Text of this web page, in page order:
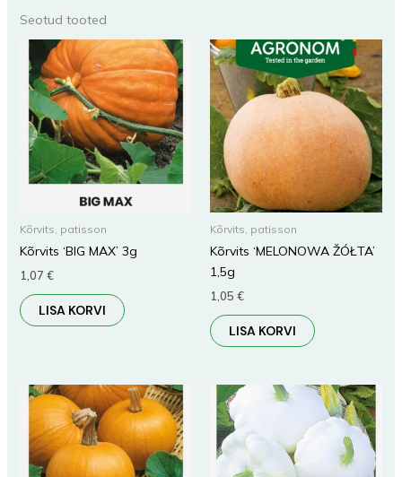
Seotud tooted
Kõrvits, patisson
Kõrvits ‘BIG MAX’ 3g
1,07 €
LISA KORVI
Kõrvits, patisson
Kõrvits ‘MELONOWA ŽÓŁTA’
1,5g
1,05 €
LISA KORVI